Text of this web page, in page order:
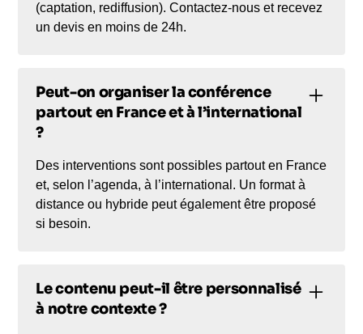
(captation, rediffusion). Contactez-nous et recevez
un devis en moins de 24h.
Peut-on organiser la conférence
partout en France et à l’international
?
Des interventions sont possibles partout en France
et, selon l’agenda, à l’international. Un format à
distance ou hybride peut également être proposé
si besoin.
Le contenu peut-il être personnalisé
à notre contexte ?